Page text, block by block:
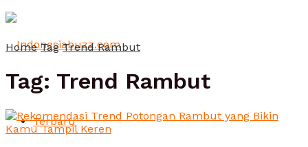
Terbaru
Home Tag Trend Rambut
Tag: Trend Rambut